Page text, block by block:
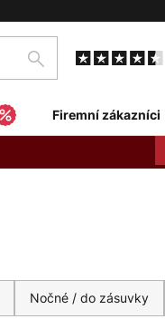
Hľadať
Firemní zákazníci
Nočné / do zásuvky